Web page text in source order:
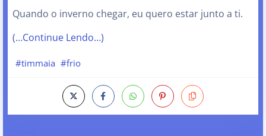
Quando o inverno chegar, eu quero estar junto a ti.
(…Continue Lendo…)
#timmaia #frio